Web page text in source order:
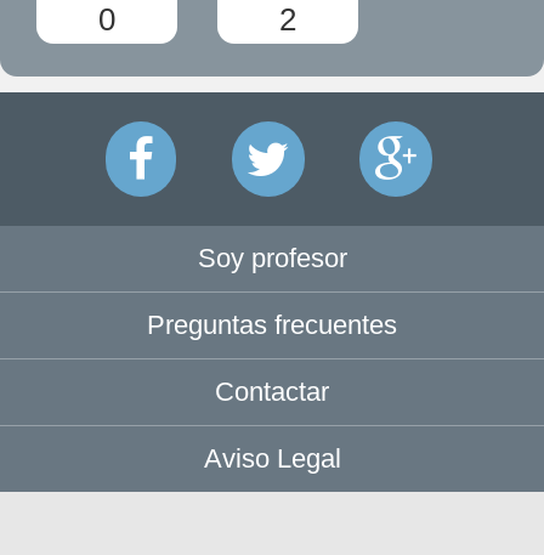
0 2
Soy profesor
Preguntas frecuentes
Contactar
Aviso Legal